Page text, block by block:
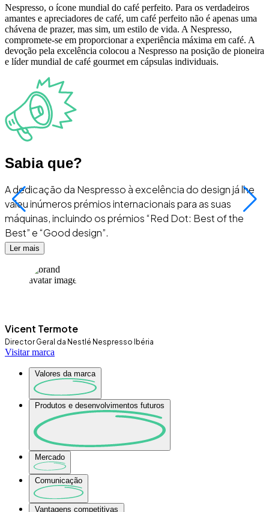
Nespresso, o ícone mundial do café perfeito. Para os verdadeiros
amantes e apreciadores de café, um café perfeito não é apenas uma
chávena de prazer, mas sim, um estilo de vida. A Nespresso,
compromete-se em proporcionar a experiência máxima em café. A
devoção pela excelência colocou a Nespresso na posição de pioneira
e líder mundial de café gourmet em cápsulas individuais.
Sabia que?
A dedicação da Nespresso à excelência do design já lhe
valeu inúmeros prémios internacionais para as suas
máquinas, incluindo os prémios “Red Dot: Best of the
Best” e “Good design”.
Ler mais
Vicent Termote
Director Geral da Nestlé Nespresso Ibéria
Visitar marca
Valores da marca
Produtos e desenvolvimentos futuros
Mercado
Comunicação
Vantagens competitivas